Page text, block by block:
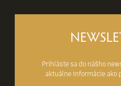
Prihláste sa do nášho
aktuálne informácie ako